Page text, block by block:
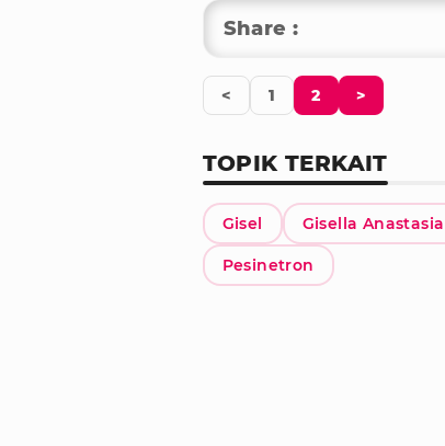
Share :
< 1 2 >
TOPIK TERKAIT
Gisel Gisella Anastasia
Pesinetron